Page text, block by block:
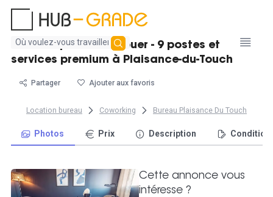
Aucun
résultat
Bureaux privatifs à louer - 9 postes et
services premium à Plaisance-du-Touch
Partager Ajouter aux favoris
Location bureau Coworking Bureau Plaisance Du Touch
Photos Prix Description
Cette annonce vous
intéresse ?